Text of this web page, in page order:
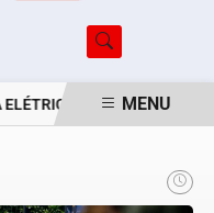
SÃO MENU